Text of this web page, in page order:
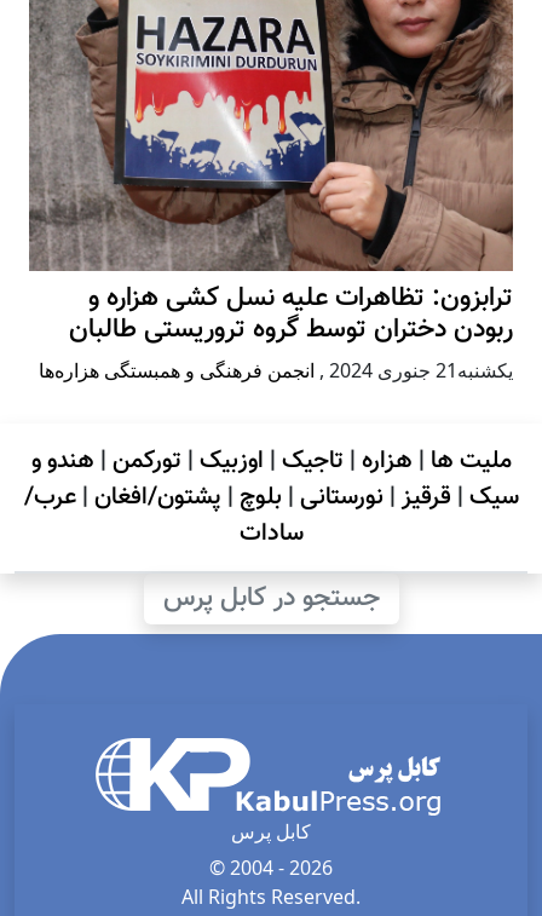
ترابزون: تظاهرات علیه نسل کشی هزاره و
ربودن دختران توسط گروه تروریستی طالبان
يكشنبه21 جنوری 2024 , انجمن فرهنگی و همبستگی هزاره‌ها
ملیت ها | هزاره| تاجیک| اوزبیک| تورکمن| هندو و
سیک| قرقیز| نورستانی| بلوچ | پشتون/افغان|عرب/
سادات
جستجو در کابل پرس
کابل پرس
© 2004 - 2026
All Rights Reserved.